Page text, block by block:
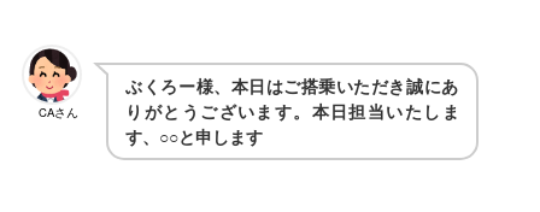
CAさん
ぶくろー様、本日はご搭乗いただき誠にあ
りがとうございます。本日担当いたしま
す、○○と申します